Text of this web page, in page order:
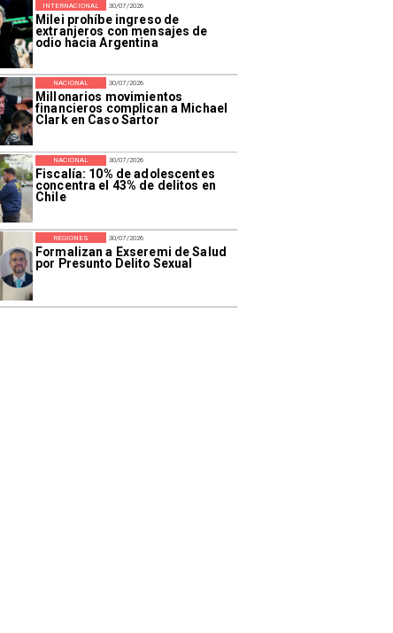
30/07/2026
Milei prohíbe ingreso de
extranjeros con mensajes de
odio hacia Argentina
INTERNACIONAL
30/07/2026
Millonarios movimientos
financieros complican a Michael
Clark en Caso Sartor
NACIONAL
30/07/2026
Fiscalía: 10% de adolescentes
concentra el 43% de delitos en
Chile
NACIONAL
30/07/2026
Formalizan a Exseremi de Salud
por Presunto Delito Sexual
REGIONES